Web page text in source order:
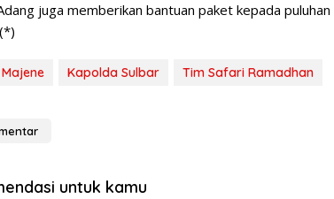
juga memberikan bantuan paket kepada
Kapolda Sulbar Tim Safari Ramadhan
untuk kamu